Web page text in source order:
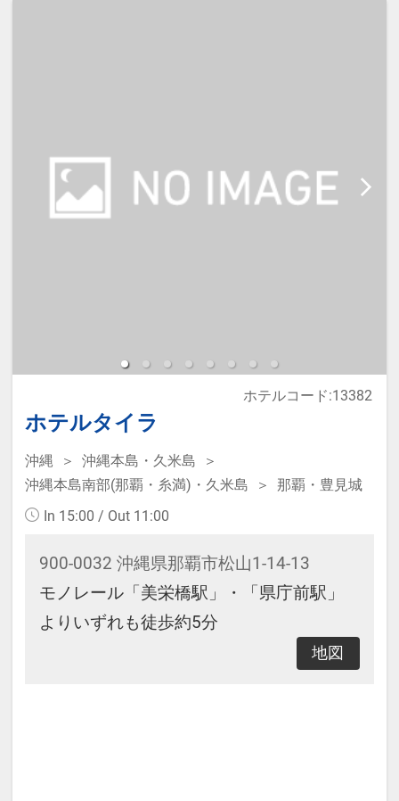
・荷物預かりサービス
・電子レンジ
・ウォーターサーバー
【レンタル品】
・電気スタンド
・加湿器
・ズボンプレッサー
※フロントで無料レンタル可能（数
【アクセス】
・近江町市場まで徒歩3分
・金沢城公園まで徒歩10分（バス約
ホテルタイラ
ホテルコード:13382
沖縄
沖縄本島・久米島
沖縄本島南部(那覇・糸満)・久米島
那覇・豊見城
In 15:00 / Out 11:00
900-0032 沖縄県那覇市松山1-14-13
モノレール「美栄橋駅」・「県庁前駅」
よりいずれも徒歩約5分
地図